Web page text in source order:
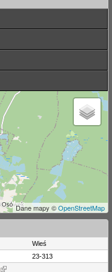
Dane mapy ©OpenStreetMap
Wieś
23-313